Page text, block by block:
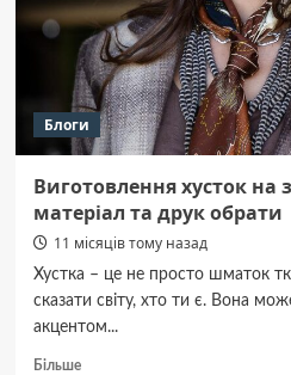
Блоги
Виготовлення хусток на
матеріал та друк обрати
11 місяців тому назад
Хустка – це не просто шматок
сказати світу, хто ти є. Вона
акцентом...
БільшеДокладніше